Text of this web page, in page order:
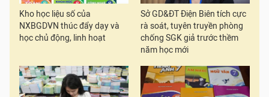
Kho học liệu số của
NXBGDVN thúc đẩy dạy và
học chủ động, linh hoạt
Sở GD&ĐT Điện Biên tích cực
rà soát, tuyên truyền phòng
chống SGK giả trước thềm
năm học mới